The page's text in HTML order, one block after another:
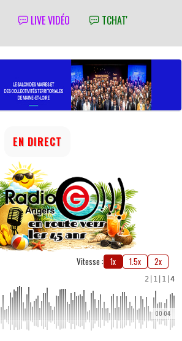
LIVE VIDÉO TCHAT'
EN DIRECT
Vitesse : 1x 1.5x 2x
2 1 1 4
00:04